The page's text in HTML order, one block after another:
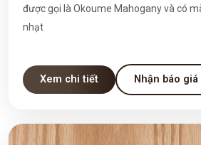
được gọi là Okoume Mahogany và có
nhạt
Xem chi tiết Nhận báo giá